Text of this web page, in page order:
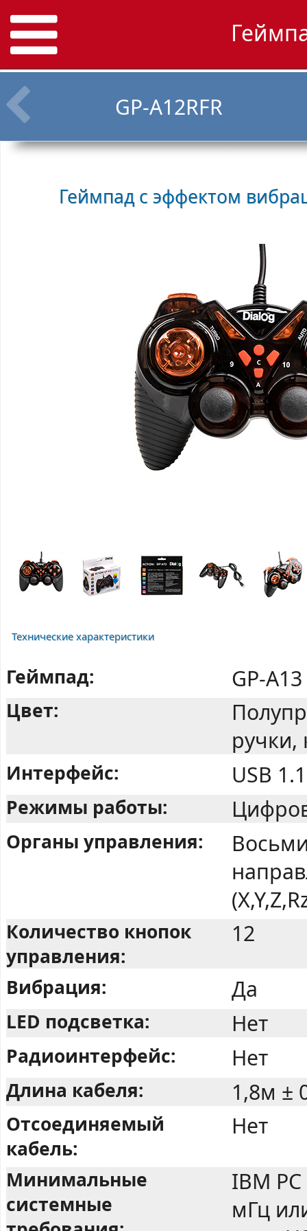
GP-A12RFR
Геймпад с эффектом
Технические характеристики
Геймпад: GP-A13
Цвет:
ручки,
Интерфейс: USB
Режимы работы:
Органы управления:
Количество кнопок
управления:
12
Вибрация: Да
LED подсветка: Нет
Радиоинтерфейс: Нет
Длина кабеля: 1,8м ±
Отсоединяемый
кабель:
Нет
Минимальные
системные
IBM
мГц